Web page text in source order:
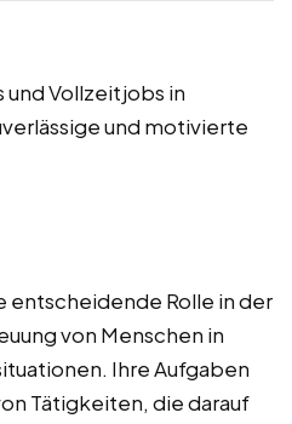
und Vollzeitjobs in
und motivierte
entscheidende Rolle in der
von Menschen in
Ihre Aufgaben
Tätigkeiten, die darauf